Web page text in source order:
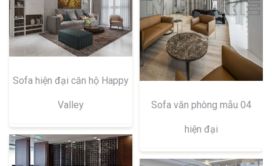
Sofa hiện đại căn hộ Happy
Valley Sofa văn phòng mẫu 04
hiện đại